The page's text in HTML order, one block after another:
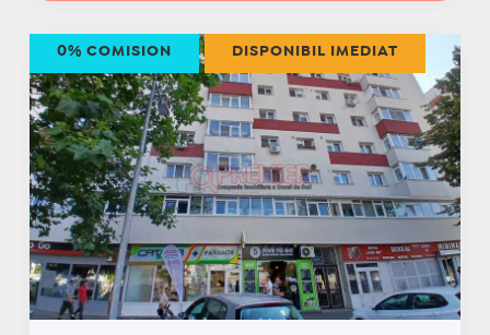
0% COMISION DISPONIBIL IMEDIAT